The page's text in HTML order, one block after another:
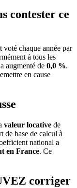
contester ce
chaque année par
à tous les
augmenté de 0,0 %.
en cause
valeur locative de
de base de calcul à
national a
en France. Ce
corriger